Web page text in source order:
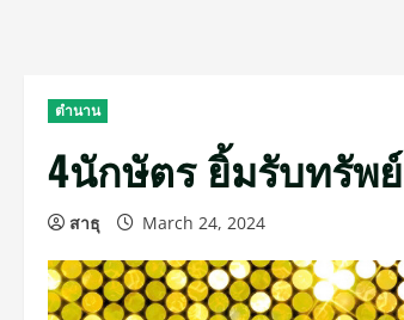
ตำนาน
4นักษัตร ยิ้มรับทรัพย์
สาธุ March 24, 2024